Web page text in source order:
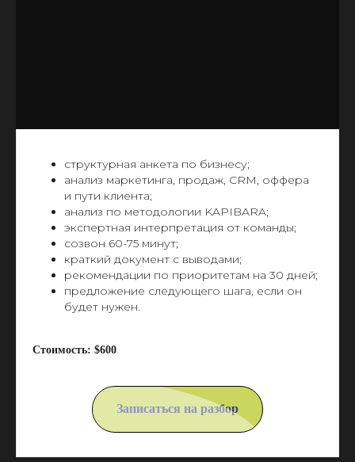
структурная анкета по бизнесу;
анализ маркетинга, продаж, CRM, оффера
и пути клиента;
анализ по методологии KAPIBARA;
экспертная интерпретация от команды;
созвон 60-75 минут;
краткий документ с выводами;
рекомендации по приоритетам на 30 дней;
предложение следующего шага, если он
будет нужен.
Стоимость: $600
Записаться на разбор